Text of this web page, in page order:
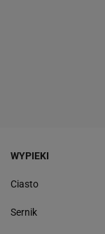
WYPIEKI
Ciasto
Sernik